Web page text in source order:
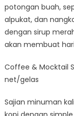
potongan buah,
alpukat, dan
dengan sirup
akan membuat
Coffee & Mocktail
net/gelas
Sajian minuman